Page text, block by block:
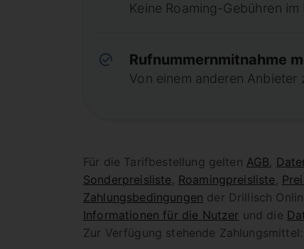
Keine Roaming-Gebühren im
Rufnummernmitnahme
Von einem anderen
Für die Tarifbestellung gelten AGB,
Sonderpreisliste , Roamingpreisliste ,
Zahlungsbedingungen der Drillisch
Informationen für die Nutzer und die
Zur Verfügung stehende